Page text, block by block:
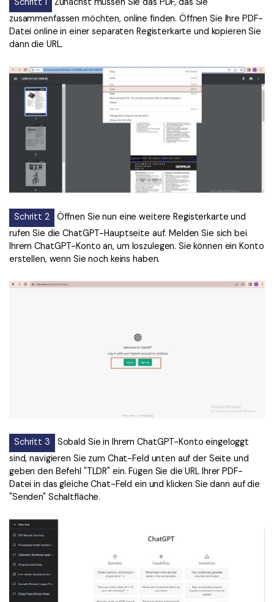
zusammenfassen möchten, online finden. Öffnen Sie Ihre PDF-
Datei online in einer separaten Registerkarte und kopieren Sie
dann die URL.
Schritt 2
Öffnen Sie nun eine weitere Registerkarte und
rufen Sie die ChatGPT-Hauptseite auf. Melden Sie sich bei
Ihrem ChatGPT-Konto an, um loszulegen. Sie können ein Konto
erstellen, wenn Sie noch keins haben.
Schritt 3
Sobald Sie in Ihrem ChatGPT-Konto eingeloggt
sind, navigieren Sie zum Chat-Feld unten auf der Seite und
geben den Befehl "TLDR" ein. Fügen Sie die URL Ihrer PDF-
Datei in das gleiche Chat-Feld ein und klicken Sie dann auf die
"Senden" Schaltfläche.